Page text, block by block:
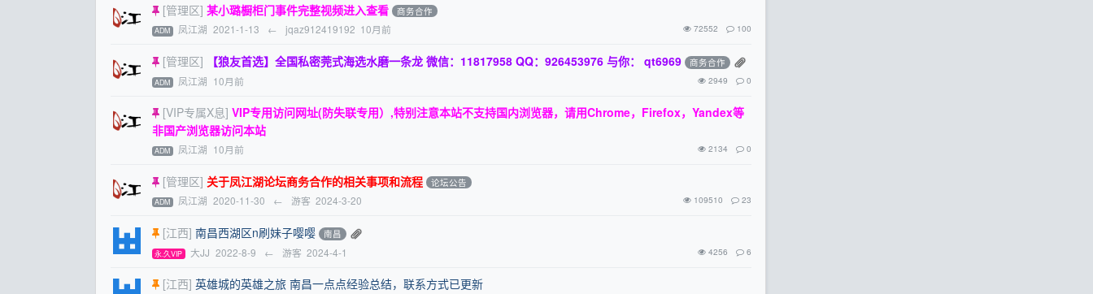
[管理区] 某小璐橱柜门事件完整视频进入查看 商务合作
ADM 凤江湖 2021-1-13 ← jqaz912419192 10月前 72552 100
[管理区] 【狼友首选】全国私密莞式海选水磨一条龙 微信：11817958 QQ：926453976 与你： qt6969 商务合作
ADM 凤江湖 10月前 2949 0
[VIP专属X息] VIP专用访问网址(防失联专用）,特别注意本站不支持国内浏览器，请用Chrome，Firefox，Yandex等
非国产浏览器访问本站
ADM 凤江湖 10月前 2134 0
[管理区] 关于凤江湖论坛商务合作的相关事项和流程 论坛公告
ADM 凤江湖 2020-11-30 ← 游客 2024-3-20 109510 23
[江西] 南昌西湖区n刷妹子嘤嘤 南昌
永.久VIP 大JJ 2022-8-9 ← 游客 2024-4-1 4256 6
[江西] 英雄城的英雄之旅 南昌一点点经验总结，联系方式已更新